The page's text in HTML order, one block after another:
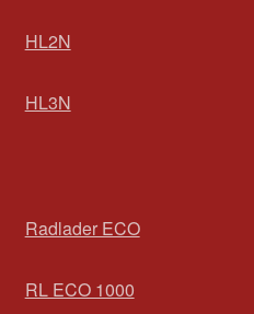
HL2N
HL3N
Radlader ECO
RL ECO 1000